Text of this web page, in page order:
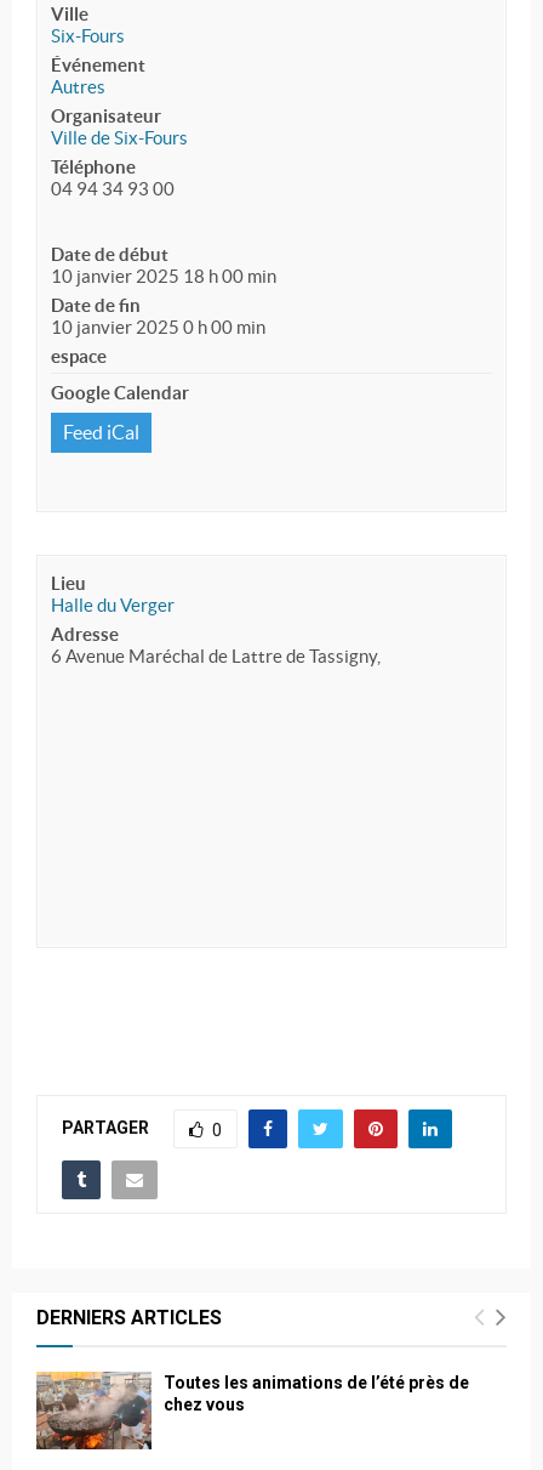
Ville
Six-Fours
Événement
Autres
Organisateur
Ville de Six-Fours
Téléphone
04 94 34 93 00
Date de début
10 janvier 2025 18 h 00 min
Date de fin
10 janvier 2025 0 h 00 min
espace
Google Calendar
Feed iCal
Lieu
Halle du Verger
Adresse
6 Avenue Maréchal de Lattre de Tassigny,
PARTAGER 0
DERNIERS ARTICLES
Toutes les animations de l’été près de
chez vous